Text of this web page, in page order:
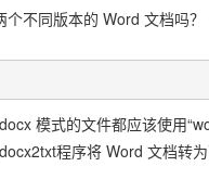
不同版本的 Word 文档吗
模式的文件都应该使用
程序将 Word 文档转